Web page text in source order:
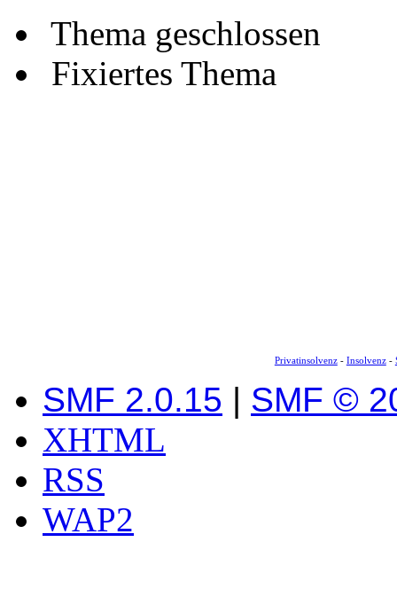
Thema geschlossen
Fixiertes Thema
Privatinsolvenz- Insolvenz-
SMF 2.0.15 | SMF ©
XHTML
RSS
WAP2